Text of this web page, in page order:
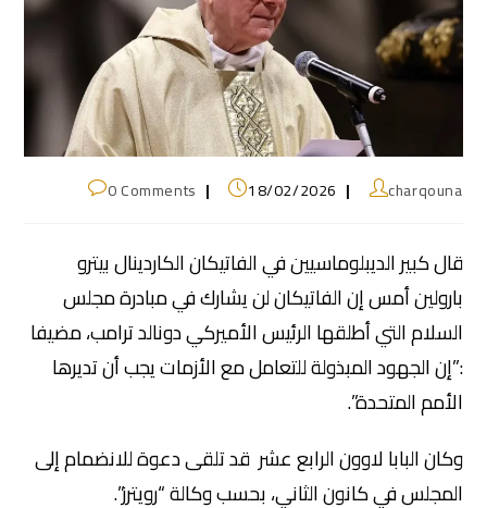
charqouna
18/02/2026
0 Comments
قال كبير الديبلوماسيين في الفاتيكان الكاردينال بيترو
بارولين أمس إن الفاتيكان لن يشارك في مبادرة مجلس
السلام التي أطلقها الرئيس الأميركي دونالد ترامب، مضيفا
:”إن الجهود المبذولة للتعامل مع الأزمات يجب أن تديرها
الأمم المتحدة”.
وكان البابا لاوون الرابع عشر قد تلقى دعوة للانضمام إلى
المجلس في كانون الثاني، بحسب وكالة “رويترز”.